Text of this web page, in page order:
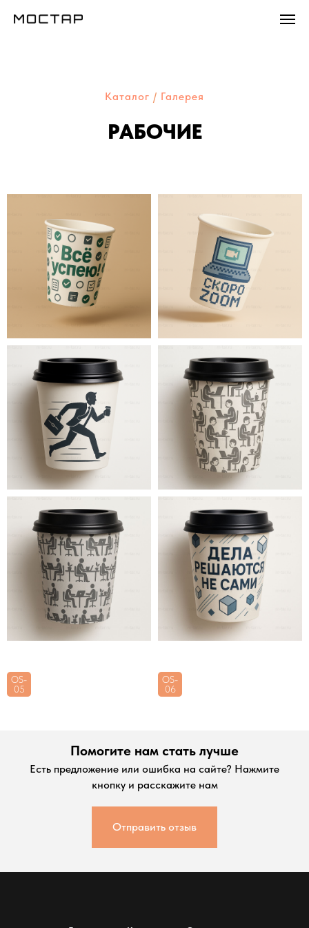
Каталог / Галерея
РАБОЧИЕ
01
04
OS-
05
OS-
06
Помогите нам стать лучше
Есть предложение или ошибка на сайте? Нажмите
кнопку и расскажите нам
Отправить отзыв